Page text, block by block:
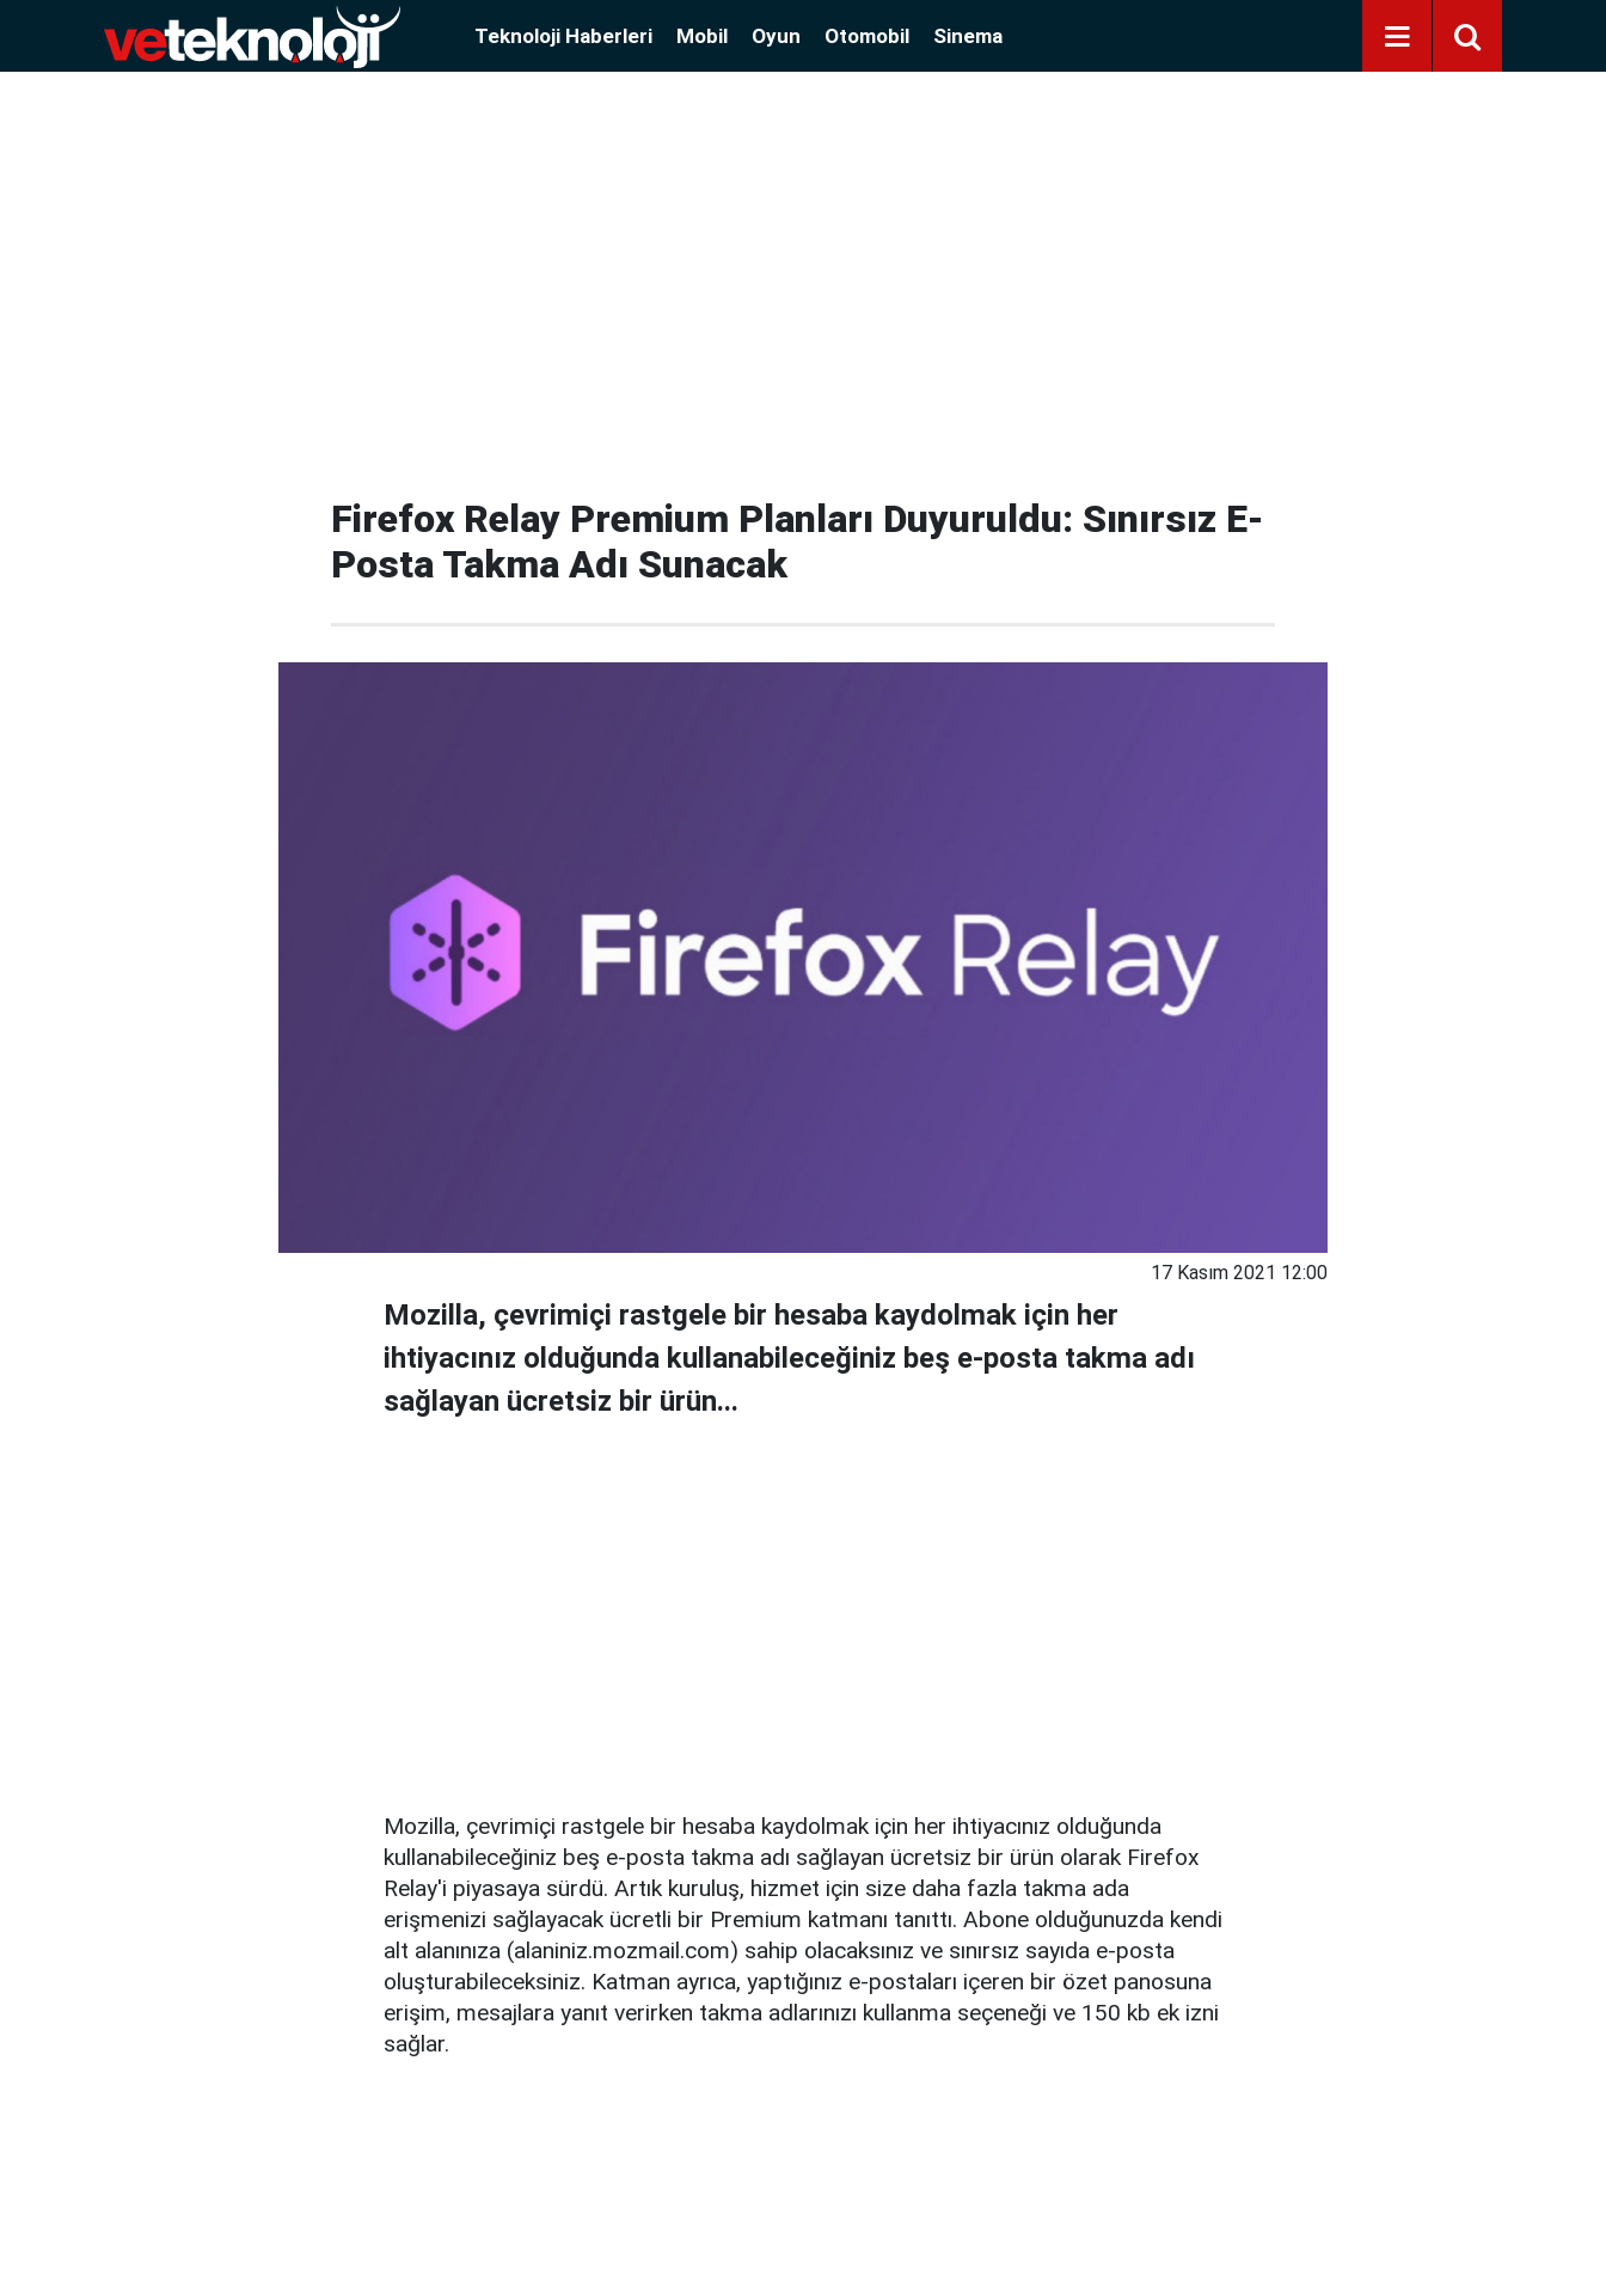
Teknoloji Haberleri Mobil Oyun Otomobil Sinema
Firefox Relay Premium Planları Duyuruldu: Sınırsız E-
Posta Takma Adı Sunacak
17 Kasım 2021 12:00
Mozilla, çevrimiçi rastgele bir hesaba kaydolmak için her
ihtiyacınız olduğunda kullanabileceğiniz beş e-posta takma adı
sağlayan ücretsiz bir ürün...
Mozilla, çevrimiçi rastgele bir hesaba kaydolmak için her ihtiyacınız olduğunda
kullanabileceğiniz beş e-posta takma adı sağlayan ücretsiz bir ürün olarak Firefox
Relay'i piyasaya sürdü. Artık kuruluş, hizmet için size daha fazla takma ada
erişmenizi sağlayacak ücretli bir Premium katmanı tanıttı. Abone olduğunuzda kendi
alt alanınıza (alaniniz.mozmail.com) sahip olacaksınız ve sınırsız sayıda e-posta
oluşturabileceksiniz. Katman ayrıca, yaptığınız e-postaları içeren bir özet panosuna
erişim, mesajlara yanıt verirken takma adlarınızı kullanma seçeneği ve 150 kb ek izni
sağlar.